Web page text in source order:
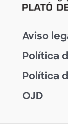
Aviso
Política
Política
OJD